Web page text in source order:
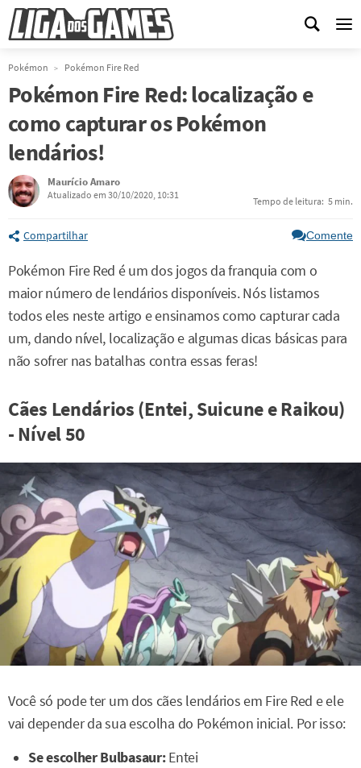
Pokémon Pokémon Fire Red
Pokémon Fire Red: localização e
como capturar os Pokémon
lendários!
Maurício Amaro
Atualizado em 30/10/2020, 10:31
Tempo de leitura: 5 min.
Compartilhar Comente
Pokémon Fire Red é um dos jogos da franquia com o
maior número de lendários disponíveis. Nós listamos
todos eles neste artigo e ensinamos como capturar cada
um, dando nível, localização e algumas dicas básicas para
não sofrer nas batalhas contra essas feras!
Cães Lendários (Entei, Suicune e Raikou)
- Nível 50
Você só pode ter um dos cães lendários em Fire Red e ele
vai depender da sua escolha do Pokémon inicial. Por isso:
Se escolher Bulbasaur:Entei